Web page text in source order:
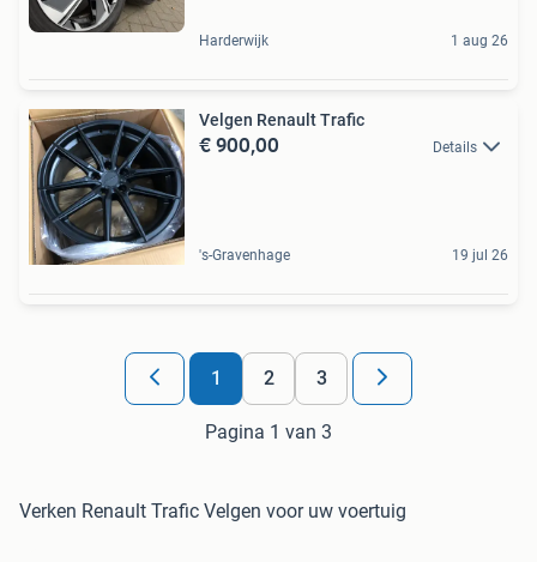
Harderwijk 1 aug 26
Velgen Renault Trafic
€ 900,00 Details
's-Gravenhage 19 jul 26
1 2 3
Pagina 1 van 3
Verken Renault Trafic Velgen voor uw voertuig